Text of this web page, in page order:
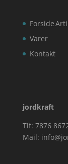
Forside
Varer
Kontakt
jordkraft
Tlf: 7876
Mail: